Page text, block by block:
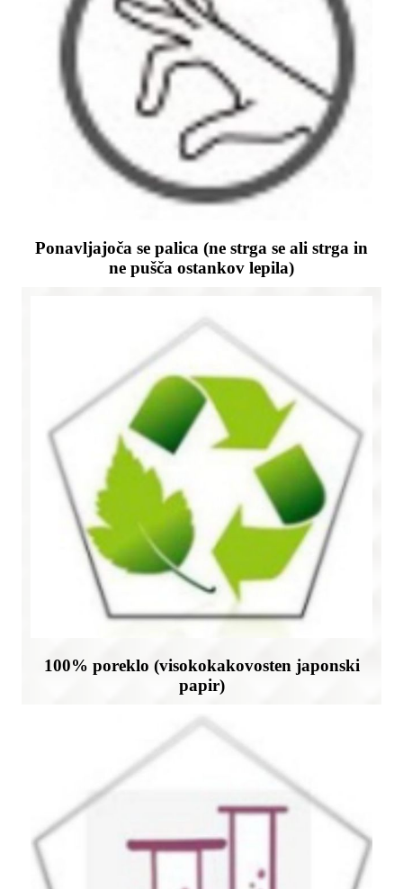
Ponavljajoča se palica (ne strga se ali strga in
ne pušča ostankov lepila)
100% poreklo (visokokakovosten japonski
papir)